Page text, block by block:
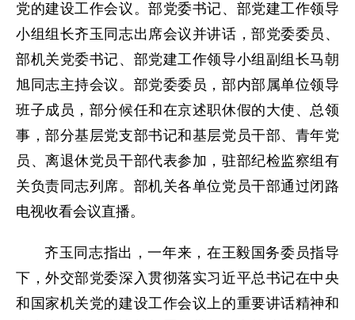
党的建设工作会议。部党委书记、部党建工作领导
小组组长齐玉同志出席会议并讲话，部党委委员、
部机关党委书记、部党建工作领导小组副组长马朝
旭同志主持会议。部党委委员，部内部属单位领导
班子成员，部分候任和在京述职休假的大使、总领
事，部分基层党支部书记和基层党员干部、青年党
员、离退休党员干部代表参加，驻部纪检监察组有
关负责同志列席。部机关各单位党员干部通过闭路
电视收看会议直播。
齐玉同志指出，一年来，在王毅国务委员指导
下，外交部党委深入贯彻落实习近平总书记在中央
和国家机关党的建设工作会议上的重要讲话精神和